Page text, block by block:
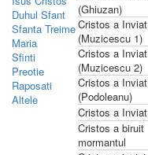
Duhul Sfant
Sfanta Treime
Maria
Sfinti
Preotie
Raposati
Altele
(Ghiuzan)
Cristos a Inviat
(Muzicescu 1)
Cristos a Inviat
(Muzicescu 2)
Cristos a Inviat
(Podoleanu)
Cristos a Inviat
Cristos a biruit
mormantul